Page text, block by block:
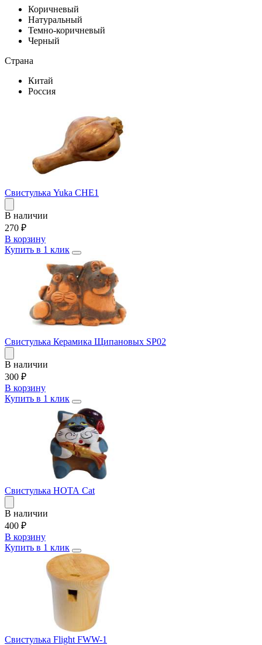
Коричневый
Натуральный
Темно-коричневый
Черный
Страна
Китай
Россия
Свистулька Yuka CHE1
В наличии
270 ₽
В корзину
Купить в 1 клик
Свистулька Керамика Щипановых SP02
В наличии
300 ₽
В корзину
Купить в 1 клик
Свистулька НОТА Cat
В наличии
400 ₽
В корзину
Купить в 1 клик
Свистулька Flight FWW-1